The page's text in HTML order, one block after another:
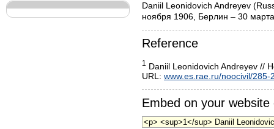
Daniil Leonidovich Andreyev
ноября 1906, Берлин – 30
Reference
1
Daniil Leonidovich Andreyev //
URL: www.es.rae.ru/noocivil/285-
Embed on your website